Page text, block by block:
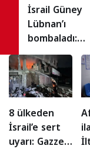
İsrail Güney
Lübnan’ı
bombaladı:
Hizbullah
ateşkesi ihlal
etmekle
suçlanıyor
8 ülkeden
İsrail’e sert
uyarı: Gazze